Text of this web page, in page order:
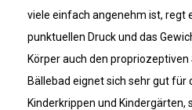
viele einfach angenehm ist, regt
punktuellen Druck und das
Körper auch den propriozeptiven
Bällebad eignet sich sehr gut für
Kinderkrippen und